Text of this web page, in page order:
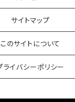
サイトマップ
このサイトについて
ライバシーポリシー